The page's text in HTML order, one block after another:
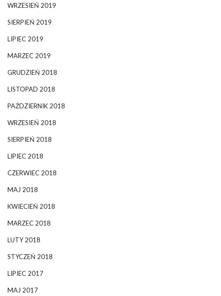
WRZESIEŃ 2019
SIERPIEŃ 2019
LIPIEC 2019
MARZEC 2019
GRUDZIEŃ 2018
LISTOPAD 2018
PAŹDZIERNIK 2018
WRZESIEŃ 2018
SIERPIEŃ 2018
LIPIEC 2018
CZERWIEC 2018
MAJ 2018
KWIECIEŃ 2018
MARZEC 2018
LUTY 2018
STYCZEŃ 2018
LIPIEC 2017
MAJ 2017